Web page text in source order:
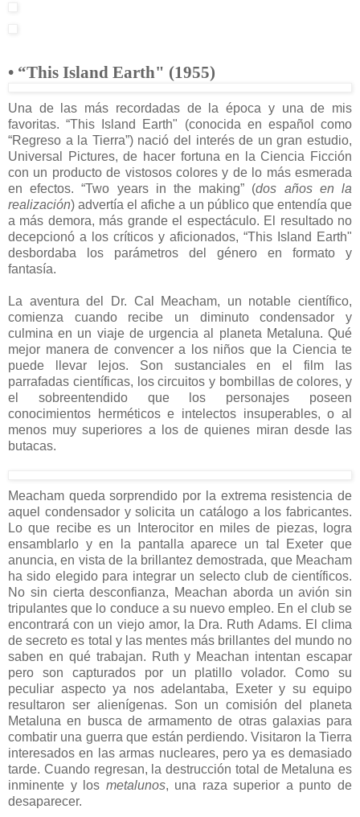
• “This Island Earth" (1955)
Una de las más recordadas de la época y una de mis
favoritas. “This Island Earth" (conocida en español como
“Regreso a la Tierra”) nació del interés de un gran estudio,
Universal Pictures, de hacer fortuna en la Ciencia Ficción
con un producto de vistosos colores y de lo más esmerada
en efectos. “Two years in the making” (dos años en la
realización) advertía el afiche a un público que entendía que
a más demora, más grande el espectáculo. El resultado no
decepcionó a los críticos y aficionados, “This Island Earth"
desbordaba los parámetros del género en formato y
fantasía.
La aventura del Dr. Cal Meacham, un notable científico,
comienza cuando recibe un diminuto condensador y
culmina en un viaje de urgencia al planeta Metaluna. Qué
mejor manera de convencer a los niños que la Ciencia te
puede llevar lejos. Son sustanciales en el film las
parrafadas científicas, los circuitos y bombillas de colores, y
el sobreentendido que los personajes poseen
conocimientos herméticos e intelectos insuperables, o al
menos muy superiores a los de quienes miran desde las
butacas.
Meacham queda sorprendido por la extrema resistencia de
aquel condensador y solicita un catálogo a los fabricantes.
Lo que recibe es un Interocitor en miles de piezas, logra
ensamblarlo y en la pantalla aparece un tal Exeter que
anuncia, en vista de la brillantez demostrada, que Meacham
ha sido elegido para integrar un selecto club de científicos.
No sin cierta desconfianza, Meachan aborda un avión sin
tripulantes que lo conduce a su nuevo empleo. En el club se
encontrará con un viejo amor, la Dra. Ruth Adams. El clima
de secreto es total y las mentes más brillantes del mundo no
saben en qué trabajan. Ruth y Meachan intentan escapar
pero son capturados por un platillo volador. Como su
peculiar aspecto ya nos adelantaba, Exeter y su equipo
resultaron ser alienígenas. Son un comisión del planeta
Metaluna en busca de armamento de otras galaxias para
combatir una guerra que están perdiendo. Visitaron la Tierra
interesados en las armas nucleares, pero ya es demasiado
tarde. Cuando regresan, la destrucción total de Metaluna es
inminente y los metalunos, una raza superior a punto de
desaparecer.